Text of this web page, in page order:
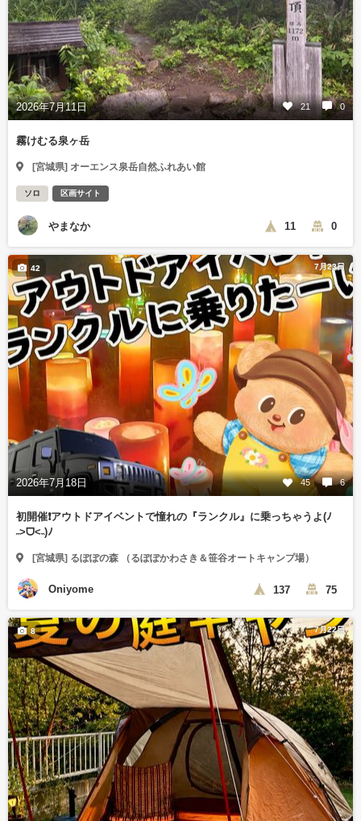
2026年7月11日 21 0
霧けむる泉ヶ岳
[宮城県] オーエンス泉岳自然ふれあい館
ソロ 区画サイト
やまなか 11 0
7月23日
2026年7月18日 45 6
42
初開催❗️アウトドアイベントで憧れの『ランクル』に乗っちゃうよ(ﾉ
˶>ᗜ​<˵)ﾉ
[宮城県] るぽぽの森 （るぽぽかわさき＆笹谷オートキャンプ場）
Oniyome 137 75
7月22日
8